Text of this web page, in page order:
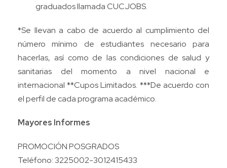
graduados llamada CUCJOBS.
*Se llevan a cabo de acuerdo al cumplimiento del
número mínimo de estudiantes necesario para
hacerlas, así como de las condiciones de salud y
sanitarias del momento a nivel nacional e
internacional **Cupos Limitados. ***De acuerdo con
el perfil de cada programa académico.
Mayores Informes
PROMOCIÓN POSGRADOS
Teléfono: 3225002-3012415433